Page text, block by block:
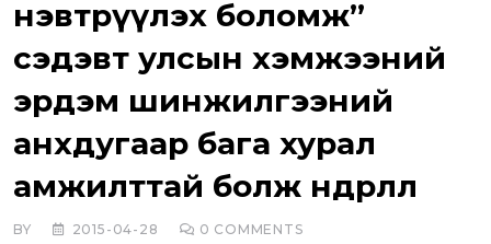
нэвтрүүлэх боломж”
сэдэвт улсын хэмжээний
эрдэм шинжилгээний
анхдугаар бага хурал
амжилттай болж өндөрлөлөө
BY 2015-04-28 0 COMMENTS